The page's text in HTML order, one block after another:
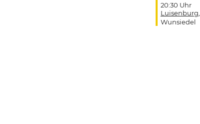
20:30 Uhr
Luisenburg,
Wunsiedel